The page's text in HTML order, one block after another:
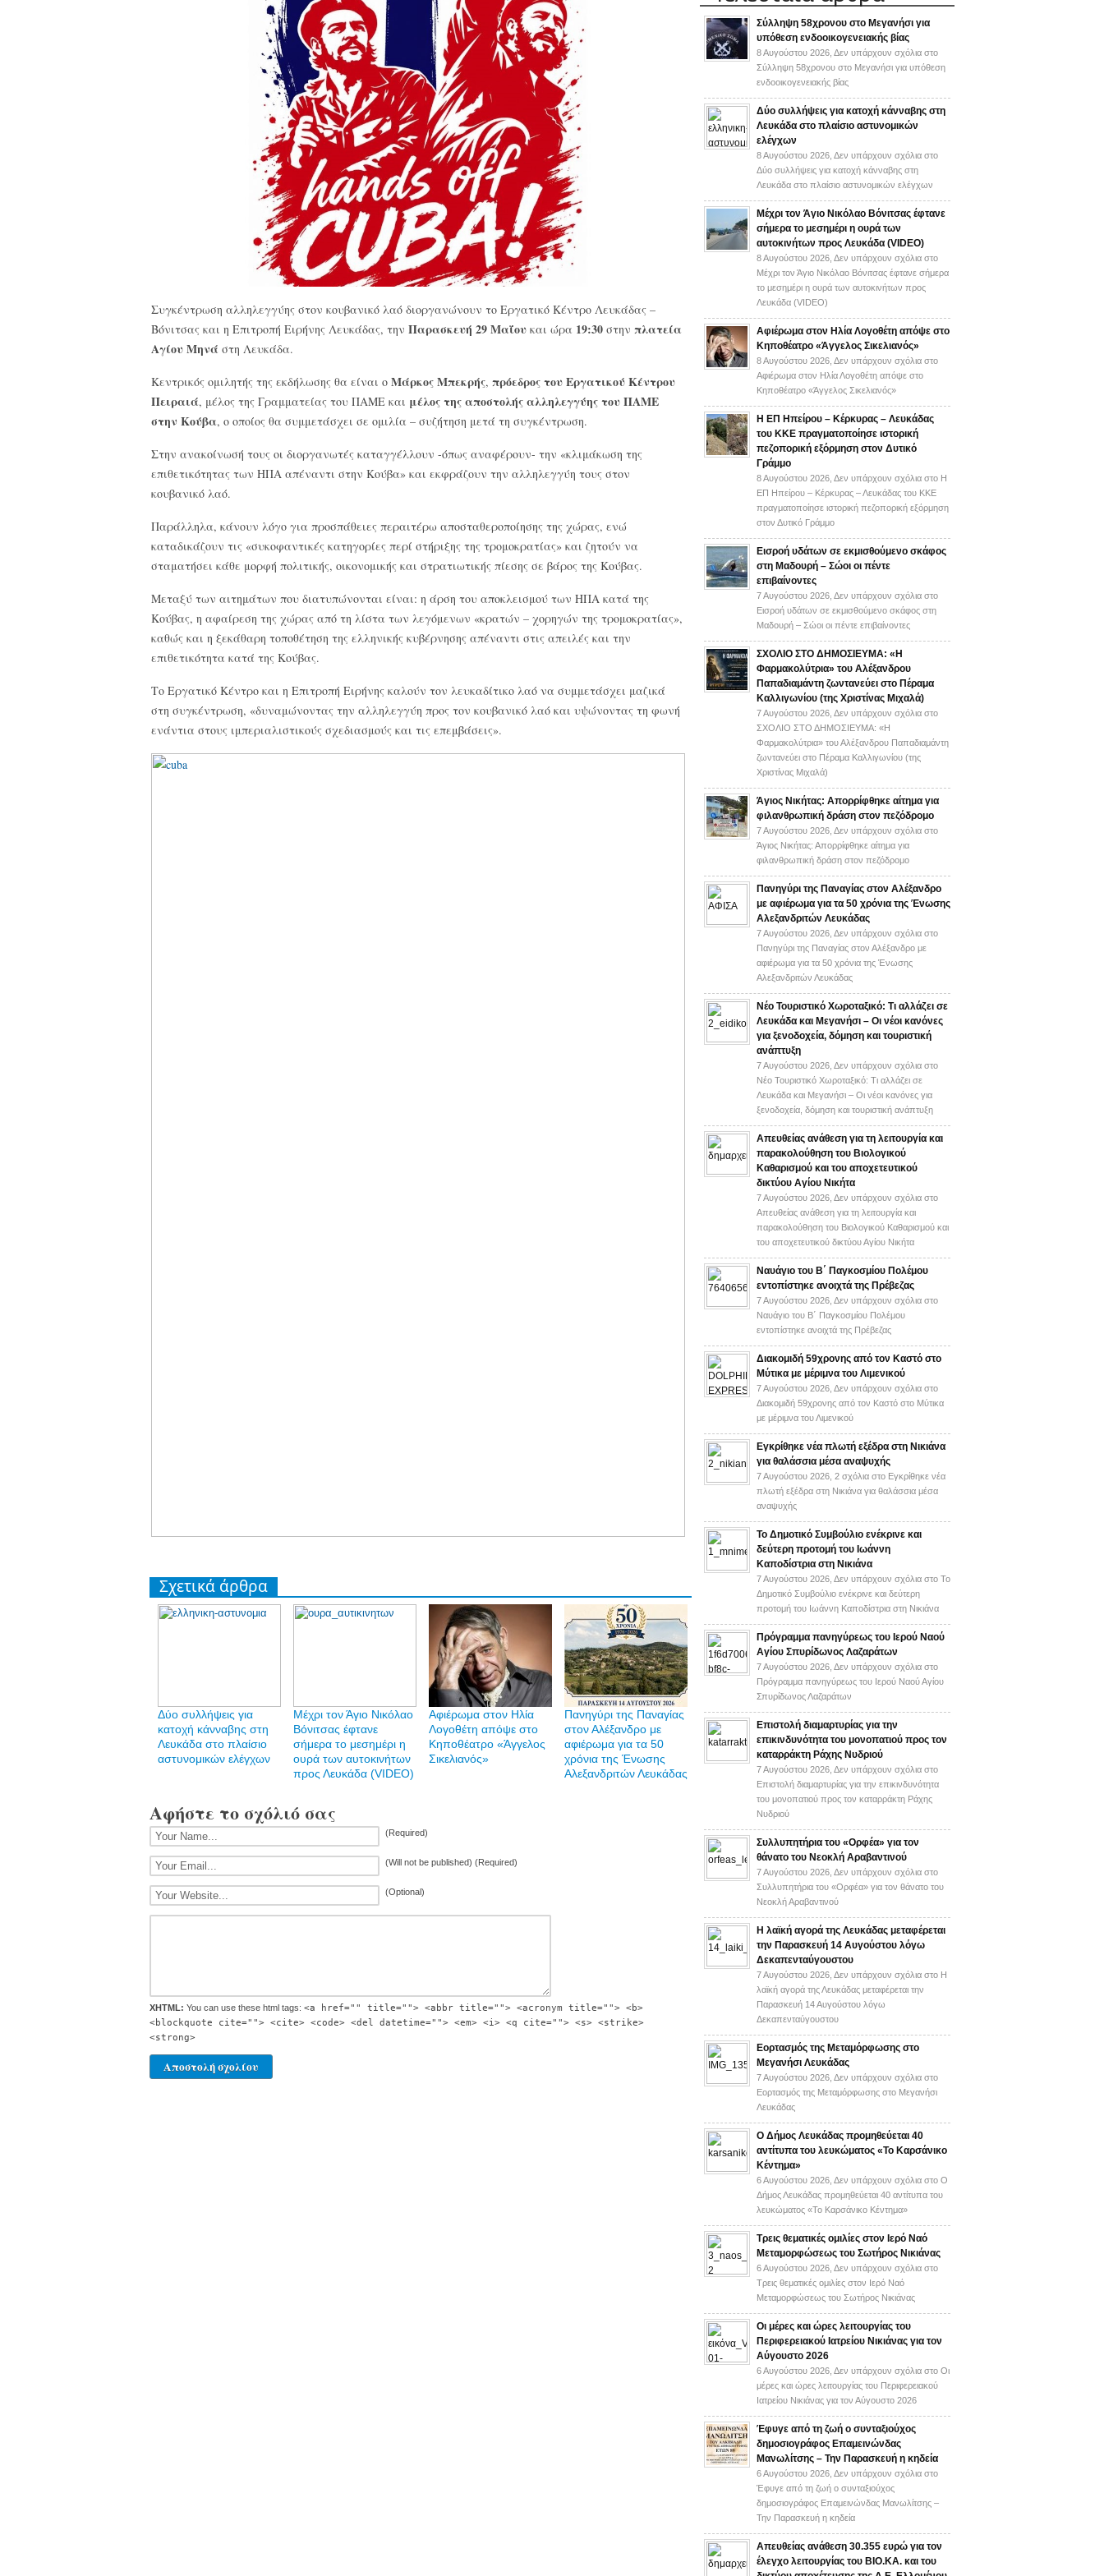
Συγκέντρωση αλληλεγγύης στον κουβανικό λαό διοργανώνουν το Εργατικό Κέντρο Λευκάδας –
Βόνιτσας και η Επιτροπή Ειρήνης Λευκάδας, την Παρασκευή 29 Μαΐου και ώρα 19:30 στην πλατεία
Αγίου Μηνά στη Λευκάδα.
Κεντρικός ομιλητής της εκδήλωσης θα είναι ο Μάρκος Μπεκρής, πρόεδρος του Εργατικού Κέντρου
Πειραιά, μέλος της Γραμματείας του ΠΑΜΕ και μέλος της αποστολής αλληλεγγύης του ΠΑΜΕ
στην Κούβα, ο οποίος θα συμμετάσχει σε ομιλία – συζήτηση μετά τη συγκέντρωση.
Στην ανακοίνωσή τους οι διοργανωτές καταγγέλλουν -όπως αναφέρουν- την «κλιμάκωση της
επιθετικότητας των ΗΠΑ απέναντι στην Κούβα» και εκφράζουν την αλληλεγγύη τους στον
κουβανικό λαό.
Παράλληλα, κάνουν λόγο για προσπάθειες περαιτέρω αποσταθεροποίησης της χώρας, ενώ
καταδικάζουν τις «συκοφαντικές κατηγορίες περί στήριξης της τρομοκρατίας» και ζητούν να
σταματήσει κάθε μορφή πολιτικής, οικονομικής και στρατιωτικής πίεσης σε βάρος της Κούβας.
Μεταξύ των αιτημάτων που διατυπώνονται είναι: η άρση του αποκλεισμού των ΗΠΑ κατά της
Κούβας, η αφαίρεση της χώρας από τη λίστα των λεγόμενων «κρατών – χορηγών της τρομοκρατίας»,
καθώς και η ξεκάθαρη τοποθέτηση της ελληνικής κυβέρνησης απέναντι στις απειλές και την
επιθετικότητα κατά της Κούβας.
Το Εργατικό Κέντρο και η Επιτροπή Ειρήνης καλούν τον λευκαδίτικο λαό να συμμετάσχει μαζικά
στη συγκέντρωση, «δυναμώνοντας την αλληλεγγύη προς τον κουβανικό λαό και υψώνοντας τη φωνή
ενάντια στους ιμπεριαλιστικούς σχεδιασμούς και τις επεμβάσεις».
Σχετικά άρθρα
Δύο συλλήψεις για
κατοχή κάνναβης στη
Λευκάδα στο πλαίσιο
αστυνομικών ελέγχων
Mέχρι τον Άγιο Νικόλαο
Βόνιτσας έφτανε
σήμερα το μεσημέρι η
ουρά των αυτοκινήτων
προς Λευκάδα (VIDEO)
Αφιέρωμα στον Ηλία
Λογοθέτη απόψε στο
Κηποθέατρο «Άγγελος
Σικελιανός»
Πανηγύρι της Παναγίας
στον Αλέξανδρο με
αφιέρωμα για τα 50
χρόνια της Ένωσης
Αλεξανδριτών Λευκάδας
Αφήστε το σχόλιό σας
(Required)
(Will not be published) (Required)
(Optional)
XHTML: You can use these html tags: <a href="" title=""> <abbr title=""> <acronym title=""> <b>
<blockquote cite=""> <cite> <code> <del datetime=""> <em> <i> <q cite=""> <s> <strike>
<strong>
Σύλληψη 58χρονου στο Μεγανήσι για
υπόθεση ενδοοικογενειακής βίας
8 Αυγούστου 2026, Δεν υπάρχουν σχόλια στο
Σύλληψη 58χρονου στο Μεγανήσι για υπόθεση
ενδοοικογενειακής βίας
Δύο συλλήψεις για κατοχή κάνναβης στη
Λευκάδα στο πλαίσιο αστυνομικών
ελέγχων
8 Αυγούστου 2026, Δεν υπάρχουν σχόλια στο
Δύο συλλήψεις για κατοχή κάνναβης στη
Λευκάδα στο πλαίσιο αστυνομικών ελέγχων
Mέχρι τον Άγιο Νικόλαο Βόνιτσας έφτανε
σήμερα το μεσημέρι η ουρά των
αυτοκινήτων προς Λευκάδα (VIDEO)
8 Αυγούστου 2026, Δεν υπάρχουν σχόλια στο
Mέχρι τον Άγιο Νικόλαο Βόνιτσας έφτανε σήμερα
το μεσημέρι η ουρά των αυτοκινήτων προς
Λευκάδα (VIDEO)
Αφιέρωμα στον Ηλία Λογοθέτη απόψε στο
Κηποθέατρο «Άγγελος Σικελιανός»
8 Αυγούστου 2026, Δεν υπάρχουν σχόλια στο
Αφιέρωμα στον Ηλία Λογοθέτη απόψε στο
Κηποθέατρο «Άγγελος Σικελιανός»
Η ΕΠ Ηπείρου – Κέρκυρας – Λευκάδας
του ΚΚΕ πραγματοποίησε ιστορική
πεζοπορική εξόρμηση στον Δυτικό
Γράμμο
8 Αυγούστου 2026, Δεν υπάρχουν σχόλια στο Η
ΕΠ Ηπείρου – Κέρκυρας – Λευκάδας του ΚΚΕ
πραγματοποίησε ιστορική πεζοπορική εξόρμηση
στον Δυτικό Γράμμο
Εισροή υδάτων σε εκμισθούμενο σκάφος
στη Μαδουρή – Σώοι οι πέντε
επιβαίνοντες
7 Αυγούστου 2026, Δεν υπάρχουν σχόλια στο
Εισροή υδάτων σε εκμισθούμενο σκάφος στη
Μαδουρή – Σώοι οι πέντε επιβαίνοντες
ΣΧΟΛΙΟ ΣΤΟ ΔΗΜΟΣΙΕΥΜΑ: «Η
Φαρμακολύτρια» του Αλέξανδρου
Παπαδιαμάντη ζωντανεύει στο Πέραμα
Καλλιγωνίου (της Χριστίνας Μιχαλά)
7 Αυγούστου 2026, Δεν υπάρχουν σχόλια στο
ΣΧΟΛΙΟ ΣΤΟ ΔΗΜΟΣΙΕΥΜΑ: «Η
Φαρμακολύτρια» του Αλέξανδρου Παπαδιαμάντη
ζωντανεύει στο Πέραμα Καλλιγωνίου (της
Χριστίνας Μιχαλά)
Άγιος Νικήτας: Απορρίφθηκε αίτημα για
φιλανθρωπική δράση στον πεζόδρομο
7 Αυγούστου 2026, Δεν υπάρχουν σχόλια στο
Άγιος Νικήτας: Απορρίφθηκε αίτημα για
φιλανθρωπική δράση στον πεζόδρομο
Πανηγύρι της Παναγίας στον Αλέξανδρο
με αφιέρωμα για τα 50 χρόνια της Ένωσης
Αλεξανδριτών Λευκάδας
7 Αυγούστου 2026, Δεν υπάρχουν σχόλια στο
Πανηγύρι της Παναγίας στον Αλέξανδρο με
αφιέρωμα για τα 50 χρόνια της Ένωσης
Αλεξανδριτών Λευκάδας
Νέο Τουριστικό Χωροταξικό: Τι αλλάζει σε
Λευκάδα και Μεγανήσι – Οι νέοι κανόνες
για ξενοδοχεία, δόμηση και τουριστική
ανάπτυξη
7 Αυγούστου 2026, Δεν υπάρχουν σχόλια στο
Νέο Τουριστικό Χωροταξικό: Τι αλλάζει σε
Λευκάδα και Μεγανήσι – Οι νέοι κανόνες για
ξενοδοχεία, δόμηση και τουριστική ανάπτυξη
Απευθείας ανάθεση για τη λειτουργία και
παρακολούθηση του Βιολογικού
Καθαρισμού και του αποχετευτικού
δικτύου Αγίου Νικήτα
7 Αυγούστου 2026, Δεν υπάρχουν σχόλια στο
Απευθείας ανάθεση για τη λειτουργία και
παρακολούθηση του Βιολογικού Καθαρισμού και
του αποχετευτικού δικτύου Αγίου Νικήτα
Ναυάγιο του Β΄ Παγκοσμίου Πολέμου
εντοπίστηκε ανοιχτά της Πρέβεζας
7 Αυγούστου 2026, Δεν υπάρχουν σχόλια στο
Ναυάγιο του Β΄ Παγκοσμίου Πολέμου
εντοπίστηκε ανοιχτά της Πρέβεζας
Διακομιδή 59χρονης από τον Καστό στο
Μύτικα με μέριμνα του Λιμενικού
7 Αυγούστου 2026, Δεν υπάρχουν σχόλια στο
Διακομιδή 59χρονης από τον Καστό στο Μύτικα
με μέριμνα του Λιμενικού
Εγκρίθηκε νέα πλωτή εξέδρα στη Νικιάνα
για θαλάσσια μέσα αναψυχής
7 Αυγούστου 2026, 2 σχόλια στο Εγκρίθηκε νέα
πλωτή εξέδρα στη Νικιάνα για θαλάσσια μέσα
αναψυχής
Το Δημοτικό Συμβούλιο ενέκρινε και
δεύτερη προτομή του Ιωάννη
Καποδίστρια στη Νικιάνα
7 Αυγούστου 2026, Δεν υπάρχουν σχόλια στο Το
Δημοτικό Συμβούλιο ενέκρινε και δεύτερη
προτομή του Ιωάννη Καποδίστρια στη Νικιάνα
Πρόγραμμα πανηγύρεως του Ιερού Ναού
Αγίου Σπυρίδωνος Λαζαράτων
7 Αυγούστου 2026, Δεν υπάρχουν σχόλια στο
Πρόγραμμα πανηγύρεως του Ιερού Ναού Αγίου
Σπυρίδωνος Λαζαράτων
Επιστολή διαμαρτυρίας για την
επικινδυνότητα του μονοπατιού προς τον
καταρράκτη Ράχης Νυδριού
7 Αυγούστου 2026, Δεν υπάρχουν σχόλια στο
Επιστολή διαμαρτυρίας για την επικινδυνότητα
του μονοπατιού προς τον καταρράκτη Ράχης
Νυδριού
Συλλυπητήρια του «Ορφέα» για τον
θάνατο του Νεοκλή Αραβαντινού
7 Αυγούστου 2026, Δεν υπάρχουν σχόλια στο
Συλλυπητήρια του «Ορφέα» για τον θάνατο του
Νεοκλή Αραβαντινού
Η λαϊκή αγορά της Λευκάδας μεταφέρεται
την Παρασκευή 14 Αυγούστου λόγω
Δεκαπενταύγουστου
7 Αυγούστου 2026, Δεν υπάρχουν σχόλια στο Η
λαϊκή αγορά της Λευκάδας μεταφέρεται την
Παρασκευή 14 Αυγούστου λόγω
Δεκαπενταύγουστου
Εορτασμός της Μεταμόρφωσης στο
Μεγανήσι Λευκάδας
7 Αυγούστου 2026, Δεν υπάρχουν σχόλια στο
Εορτασμός της Μεταμόρφωσης στο Μεγανήσι
Λευκάδας
Ο Δήμος Λευκάδας προμηθεύεται 40
αντίτυπα του λευκώματος «Το Καρσάνικο
Κέντημα»
6 Αυγούστου 2026, Δεν υπάρχουν σχόλια στο Ο
Δήμος Λευκάδας προμηθεύεται 40 αντίτυπα του
λευκώματος «Το Καρσάνικο Κέντημα»
Τρεις θεματικές ομιλίες στον Ιερό Ναό
Μεταμορφώσεως του Σωτήρος Νικιάνας
6 Αυγούστου 2026, Δεν υπάρχουν σχόλια στο
Τρεις θεματικές ομιλίες στον Ιερό Ναό
Μεταμορφώσεως του Σωτήρος Νικιάνας
Οι μέρες και ώρες λειτουργίας του
Περιφερειακού Ιατρείου Νικιάνας για τον
Αύγουστο 2026
6 Αυγούστου 2026, Δεν υπάρχουν σχόλια στο Οι
μέρες και ώρες λειτουργίας του Περιφερειακού
Ιατρείου Νικιάνας για τον Αύγουστο 2026
Έφυγε από τη ζωή ο συνταξιούχος
δημοσιογράφος Επαμεινώνδας
Μανωλίτσης – Την Παρασκευή η κηδεία
6 Αυγούστου 2026, Δεν υπάρχουν σχόλια στο
Έφυγε από τη ζωή ο συνταξιούχος
δημοσιογράφος Επαμεινώνδας Μανωλίτσης –
Την Παρασκευή η κηδεία
Απευθείας ανάθεση 30.355 ευρώ για τον
έλεγχο λειτουργίας του ΒΙΟ.ΚΑ. και του